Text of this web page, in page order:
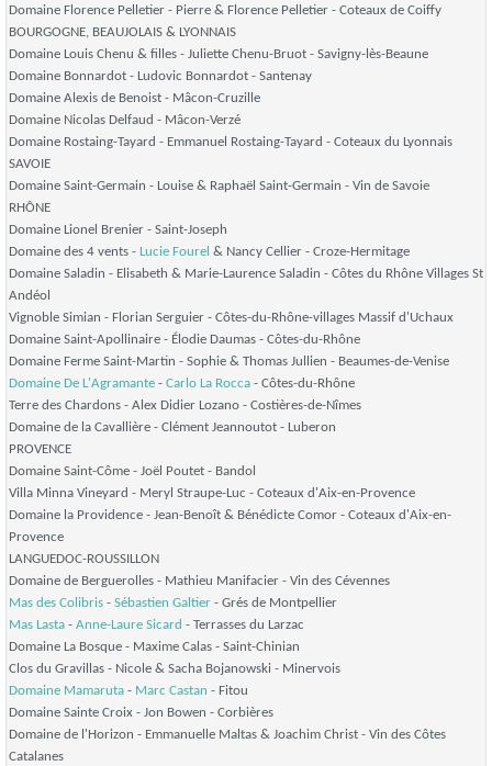
Domaine Florence Pelletier - Pierre & Florence Pelletier - Coteaux de Coiffy
BOURGOGNE, BEAUJOLAIS & LYONNAIS
Domaine Louis Chenu & filles - Juliette Chenu-Bruot - Savigny-lès-Beaune​
Domaine Bonnardot - Ludovic Bonnardot - Santenay
Domaine Alexis de Benoist - Mâcon-Cruzille
Domaine Nicolas Delfaud - Mâcon-Verzé
Domaine Rostaing-Tayard - Emmanuel Rostaing-Tayard - Coteaux du Lyonnais
SAVOIE
Domaine Saint-Germain - Louise & Raphaël Saint-Germain - Vin de Savoie
RHÔNE
Domaine Lionel Brenier - Saint-Joseph
Domaine des 4 vents - Lucie Fourel & Nancy Cellier - Croze-Hermitage
Domaine Saladin - Elisabeth & Marie-Laurence Saladin - Côtes du Rhône Villages St
Andéol
Vignoble Simian - Florian Serguier - Côtes-du-Rhône-villages Massif d'Uchaux
Domaine Saint-Apollinaire - Élodie Daumas - Côtes-du-Rhône
Domaine Ferme Saint-Martin - Sophie & Thomas Jullien - Beaumes-de-Venise
Domaine De L'Agramante - Carlo La Rocca - Côtes-du-Rhône
Terre des Chardons - Alex Didier Lozano - Costières-de-Nîmes
Domaine de la Cavallière - Clément Jeannoutot - Luberon
PROVENCE
Domaine Saint-Côme - Joël Poutet - Bandol
Villa Minna Vineyard - Meryl Straupe-Luc - Coteaux d'Aix-en-Provence
Domaine la Providence - Jean-Benoît & Bénédicte Comor - Coteaux d'Aix-en-
Provence
LANGUEDOC-ROUSSILLON
Domaine de Berguerolles - Mathieu Manifacier - Vin des Cévennes
Mas des Colibris - Sébastien Galtier - Grés de Montpellier
Mas Lasta - Anne-Laure Sicard - Terrasses du Larzac
Domaine La Bosque - Maxime Calas - Saint-Chinian
Clos du Gravillas - Nicole & Sacha Bojanowski - Minervois
Domaine Mamaruta - Marc Castan - Fitou
Domaine Sainte Croix - Jon Bowen - Corbières
Domaine de l'Horizon - Emmanuelle Maltas & Joachim Christ - Vin des Côtes
Catalanes